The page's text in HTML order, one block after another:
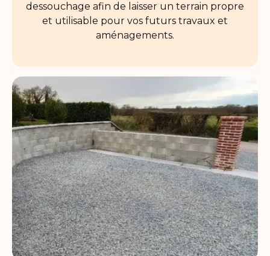
dessouchage afin de laisser un terrain propre
et utilisable pour vos futurs travaux et
aménagements.